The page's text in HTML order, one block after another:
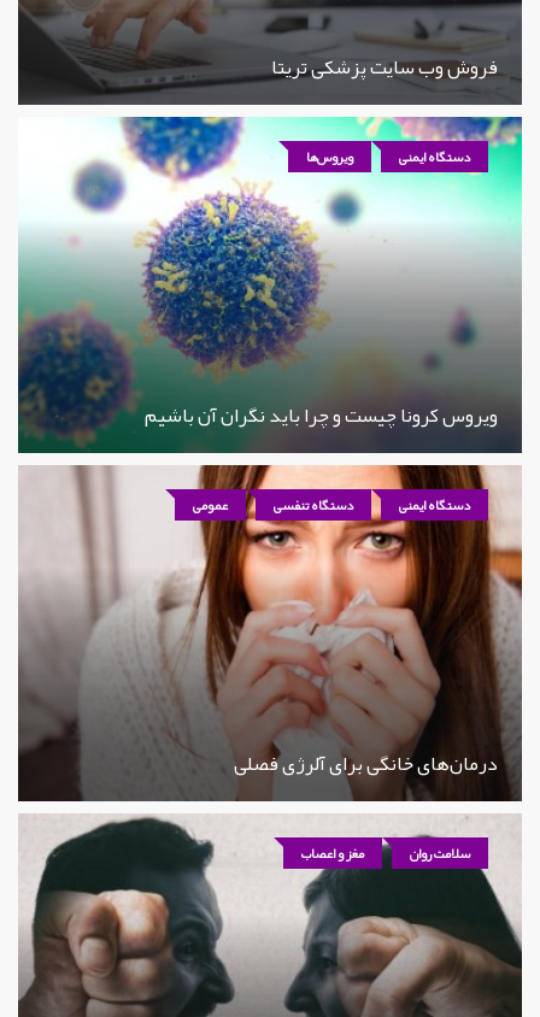
فروش وب سایت پزشکی تریتا
دستگاه ایمنی ویروس‌ها
ویروس کرونا چیست و چرا باید نگران آن باشیم
دستگاه ایمنی دستگاه تنفسی عمومی
درمان‌های خانگی برای آلرژی فصلی
سلامت روان مغز و اعصاب